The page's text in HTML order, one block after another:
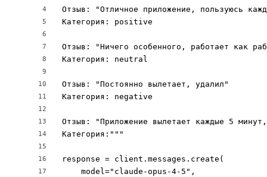
4
5
6
7
8
9
10
11
12
13
14
15
16
17
Отзыв: "Отличное приложение, пользуюсь
Категория: positive
Отзыв: "Ничего особенного, работает как
Категория: neutral
Отзыв: "Постоянно вылетает, удалил"
Категория: negative
Отзыв: "Приложение вылетает каждые 5
Категория:"""
response = client.messages.create(
    model="claude-opus-4-5",